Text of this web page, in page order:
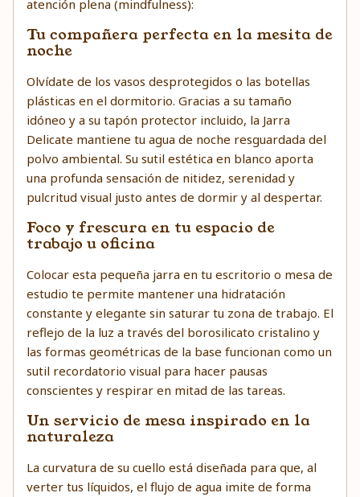
atención plena (mindfulness):
Tu compañera perfecta en la mesita de
noche
Olvídate de los vasos desprotegidos o las botellas
plásticas en el dormitorio. Gracias a su tamaño
idóneo y a su tapón protector incluido, la Jarra
Delicate mantiene tu agua de noche resguardada del
polvo ambiental. Su sutil estética en blanco aporta
una profunda sensación de nitidez, serenidad y
pulcritud visual justo antes de dormir y al despertar.
Foco y frescura en tu espacio de
trabajo u oficina
Colocar esta pequeña jarra en tu escritorio o mesa de
estudio te permite mantener una hidratación
constante y elegante sin saturar tu zona de trabajo. El
reflejo de la luz a través del borosilicato cristalino y
las formas geométricas de la base funcionan como un
sutil recordatorio visual para hacer pausas
conscientes y respirar en mitad de las tareas.
Un servicio de mesa inspirado en la
naturaleza
La curvatura de su cuello está diseñada para que, al
verter tus líquidos, el flujo de agua imite de forma